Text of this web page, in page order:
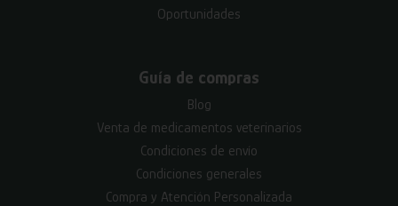
Oportunidades
Guía de compras
Blog
Venta de medicamentos veterinarios
Condiciones de envío
Condiciones generales
Compra y Atención Personalizada